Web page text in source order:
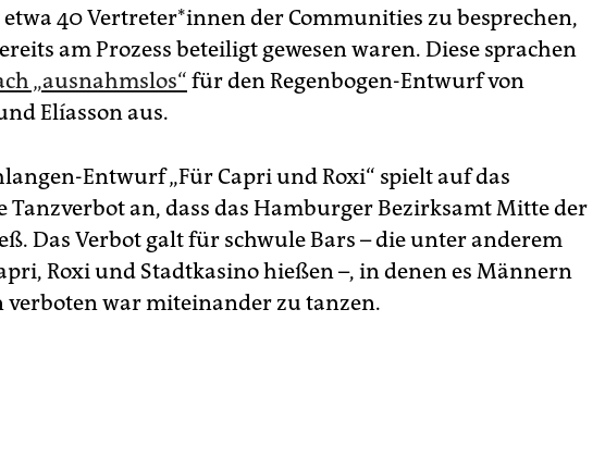
40 Ver­tre­te­r*in­nen der Communities zu besprechen,
am Prozess beteiligt gewesen waren. Diese sprachen
„ausnahmslos“ für den Regenbogen-Entwurf von
Elíasson aus.
Entwurf „Für Capri und Roxi“ spielt auf das
Tanzverbot an, dass das Hamburger Bezirksamt Mitte der
Das Verbot galt für schwule Bars – die unter anderem
Roxi und Stadtkasino hießen –, in denen es Männern
verboten war miteinander zu tanzen.